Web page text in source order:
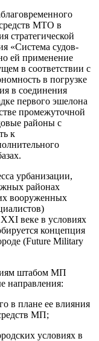
МТО в
стратегической
«Система судов-
ей применение
в соответствии с
в погрузке
в соединения
первого эшелона
промежуточной
районы с
к
урбанизации,
районах
вооруженных
веке в условиях
концепция
(Future Military
штабом МП
направления:
в плане ее влияния
МП;
условиях в